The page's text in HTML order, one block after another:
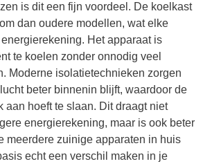
is dit een fijn voordeel. De koelkast
dan oudere modellen, wat elke
Het apparaat is
te koelen zonder onnodig veel
Moderne isolatietechnieken zorgen
beter binnenin blijft, waardoor de
aan hoeft te slaan. Dit draagt niet
energierekening, maar is ook beter
meerdere zuinige apparaten in huis
echt een verschil maken in je